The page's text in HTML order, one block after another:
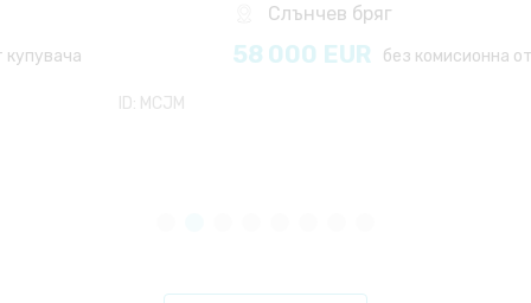
58 000 без комисионна от купувача